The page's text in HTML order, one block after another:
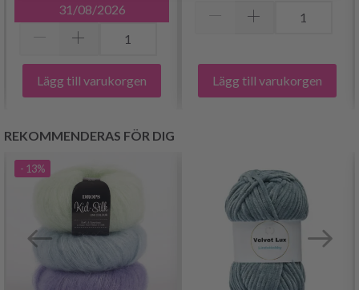
31/08/2026
Lägg till varukorgen Lägg till varukorgen
REKOMMENDERAS FÖR DIG
- 13%